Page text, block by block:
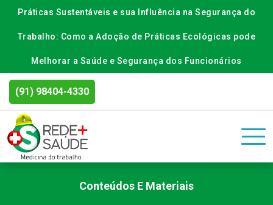
Práticas Sustentáveis e sua Influência na Segurança do
Trabalho: Como a Adoção de Práticas Ecológicas pode
Melhorar a Saúde e Segurança dos Funcionários
(91) 98404-4330
Conteúdos E Materiais